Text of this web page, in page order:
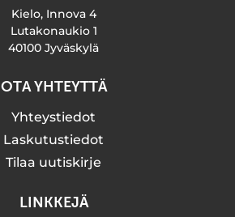
Kielo, Innova 4
Lutakonaukio 1
40100 Jyväskylä
OTA YHTEYTTÄ
Yhteystiedot
Laskutustiedot
Tilaa uutiskirje
LINKKEJÄ